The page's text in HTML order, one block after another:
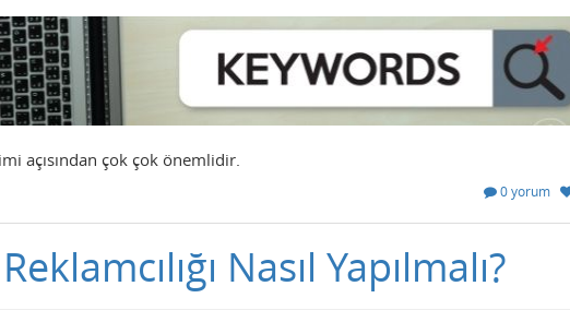
açısından çok çok önemlidir.
0 yorum
Nasıl Yapılmalı?